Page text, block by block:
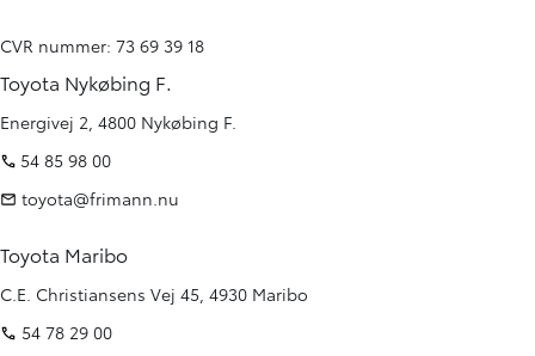
CVR nummer: 73 69 39 18
Toyota Nykøbing F.
Energivej 2, 4800 Nykøbing F.
54 85 98 00
toyota@frimann.nu
Toyota Maribo
C.E. Christiansens Vej 45, 4930 Maribo
54 78 29 00